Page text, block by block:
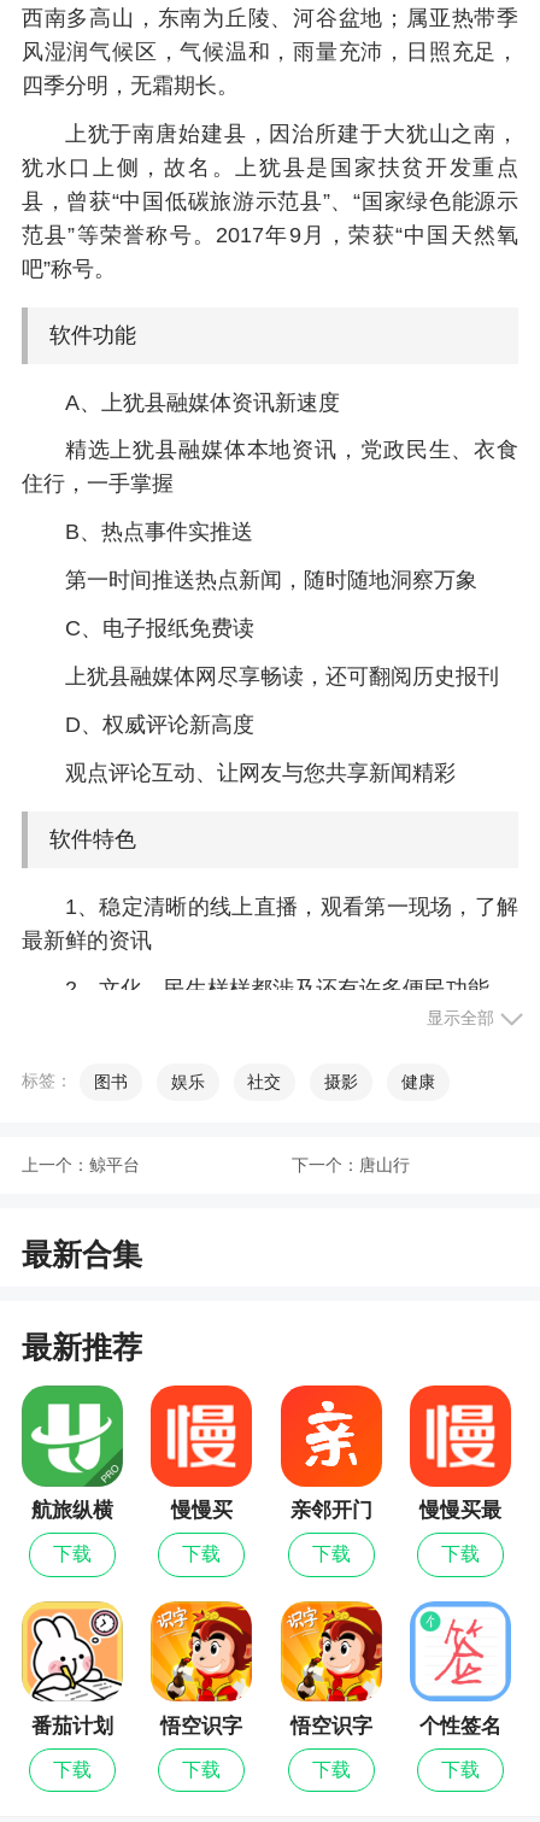
西南多高山，东南为丘陵、河谷盆地；属亚热带季
风湿润气候区，气候温和，雨量充沛，日照充足，
四季分明，无霜期长。
上犹于南唐始建县，因治所建于大犹山之南，
犹水口上侧，故名。上犹县是国家扶贫开发重点
县，曾获“中国低碳旅游示范县”、“国家绿色能源示
范县”等荣誉称号。2017年9月，荣获“中国天然氧
吧”称号。
软件功能
A、上犹县融媒体资讯新速度
精选上犹县融媒体本地资讯，党政民生、衣食
住行，一手掌握
B、热点事件实推送
第一时间推送热点新闻，随时随地洞察万象
C、电子报纸免费读
上犹县融媒体网尽享畅读，还可翻阅历史报刊
D、权威评论新高度
观点评论互动、让网友与您共享新闻精彩
软件特色
1、稳定清晰的线上直播，观看第一现场，了解
最新鲜的资讯
2、文化、民生样样都涉及还有许多便民功能
4、一键发布评论表达个人观点，众多本地网友
1、平台拥有新闻，服务，融媒体等诸多内容板
2、用户可以使用该软件了解到最新本地资讯，
党务报道，支持融媒体直播观看服务，知晓身边
事，需要的可以下载上犹县融媒体使用
3、上犹县用户们的掌上日报，上犹县融媒体是
一款专门为上犹县当地打造的新闻资讯阅读平台。
在上犹县融媒体软件内，每天都有丰富的新闻资讯
内容发布，你想阅读了解的在这里都能轻松的搜索
的到，而且24小时实时更新，随时随地的就能阅读
的到有关当地的新闻资讯内容，足不出户就能轻松
掌握当地的动态发展
更新日志
修复已知问题，优化用户体验
显示全部
标签： 图书 娱乐 社交 摄影 健康
上一个： 鲸平台 下一个： 唐山行
最新合集
最新推荐
航旅纵横
Pro
下载
慢慢买
下载
亲邻开门
下载
慢慢买最
新版
下载
番茄计划
下载
悟空识字
最新版
下载
悟空识字
下载
个性签名
设计师
下载